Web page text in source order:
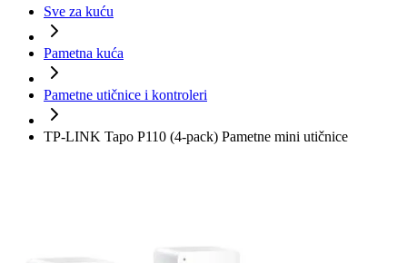
Sve za kuću
Pametna kuća
Pametne utičnice i kontroleri
TP-LINK Tapo P110 (4-pack) Pametne mini utičnice